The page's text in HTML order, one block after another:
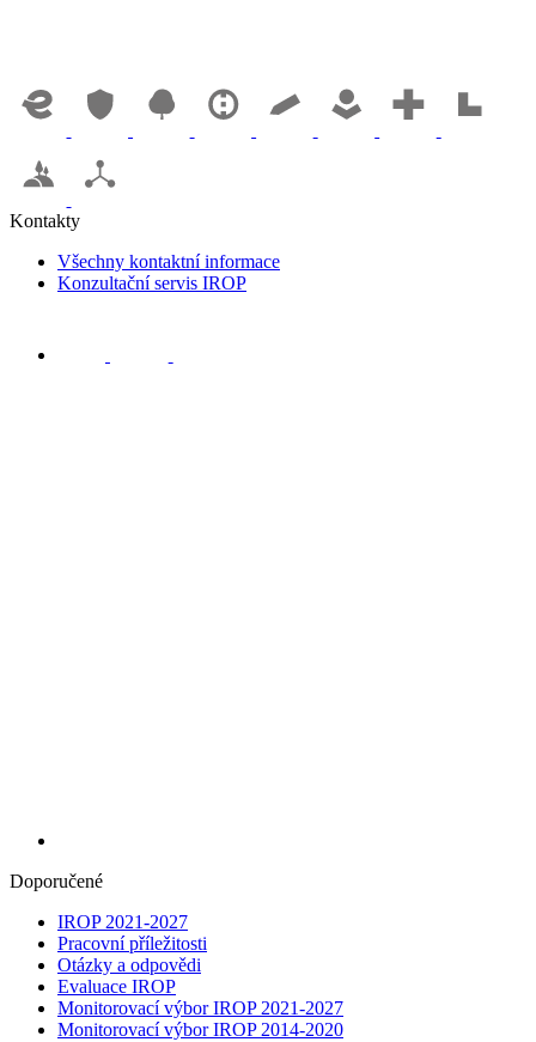
Kontakty
Všechny kontaktní informace
Konzultační servis IROP
Doporučené
IROP 2021-2027
Pracovní příležitosti
Otázky a odpovědi
Evaluace IROP
Monitorovací výbor IROP 2021-2027
Monitorovací výbor IROP 2014-2020